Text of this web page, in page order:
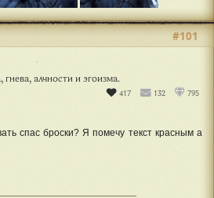
гнева, алчности и эгоизма.
417 132 795
#101
спас броски? Я помечу текст красным а